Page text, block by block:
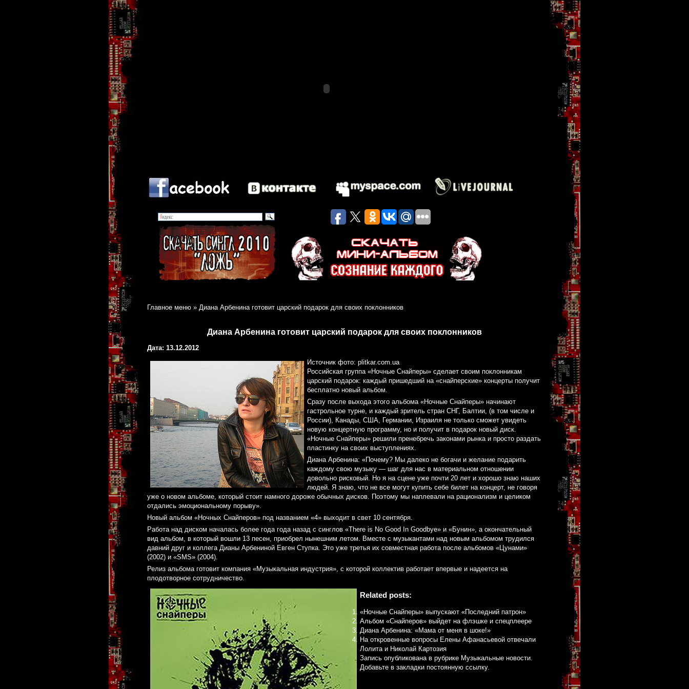
Главное меню » Диана Арбенина готовит царский подарок для своих поклонников
Диана Арбенина готовит царский подарок для своих поклонников
Дата: 13.12.2012
Источник фото: plitkar.com.ua
Российская группа «Ночные Снайперы» сделает своим поклонникам
царский подарок: каждый пришедший на «снайперские» концерты получит
бесплатно новый альбом.
Сразу после выхода этого альбома «Ночные Снайперы» начинают
гастрольное турне, и каждый зритель стран СНГ, Балтии, (в том числе и
России), Канады, США, Германии, Израиля не только сможет увидеть
новую концертную программу, но и получит в подарок новый диск.
«Ночные Снайперы» решили пренебречь законами рынка и просто раздать
пластинку на своих выступлениях.
Диана Арбенина: «Почему? Мы далеко не богачи и желание подарить
каждому свою музыку — шаг для нас в материальном отношении
довольно рисковый. Но я на сцене уже почти 20 лет и хорошо знаю наших
людей. Я знаю, что не все могут купить себе билет на концерт, не говоря
уже о новом альбоме, который стоит намного дороже обычных дисков. Поэтому мы наплевали на рационализм и целиком
отдались эмоциональному порыву».
Новый альбом «Ночных Снайперов» под названием «4» выходит в свет 10 сентября.
Работа над диском началась более года года назад с синглов «There is No Good In Goodbye» и «Бунин», а окончательный
вид альбом, в который вошли 13 песен, приобрел нынешним летом. Вместе с музыкантами над новым альбомом трудился
давний друг и коллега Дианы Арбениной Евген Ступка. Это уже третья их совместная работа после альбомов «Цунами»
(2002) и «SMS» (2004).
Релиз альбома готовит компания «Музыкальная индустрия», с которой коллектив работает впервые и надеется на
плодотворное сотрудничество.
Related posts:
«Ночные Снайперы» выпускают «Последний патрон»
Альбом «Снайперов» выйдет на флэшке и спецплеере
Диана Арбенина: «Мама от меня в шоке!»
На откровенные вопросы Елены Афанасьевой отвечали
Лолита и Николай Картозия
Запись опубликована в рубрике Музыкальные новости.
Добавьте в закладки постоянную ссылку.